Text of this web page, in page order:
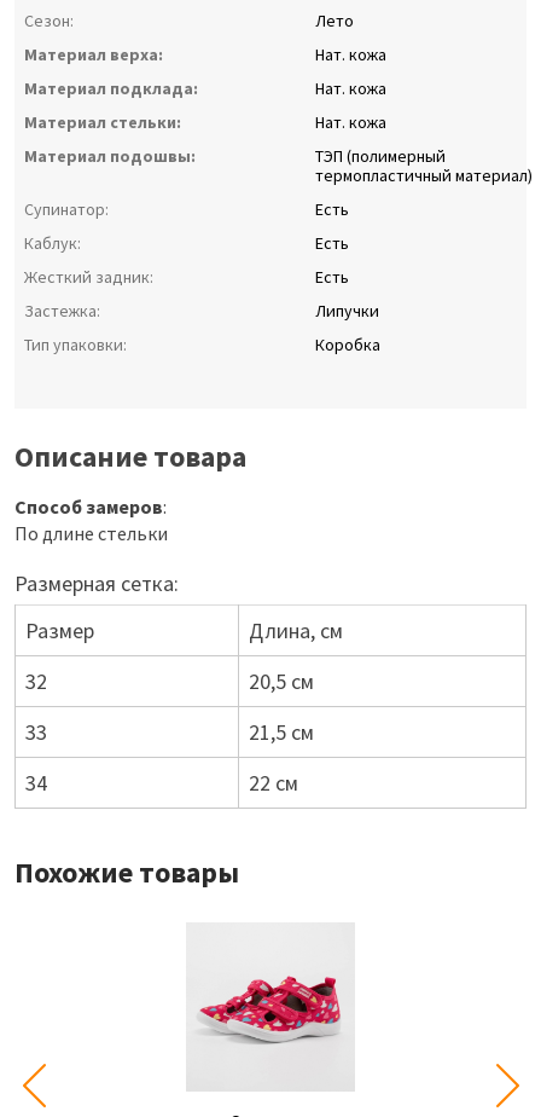
Сезон:
Лето
Материал верха:
Нат. кожа
Материал подклада:
Нат. кожа
Материал стельки:
Нат. кожа
Материал подошвы:
ТЭП (полимерный
термопластичный материал)
Супинатор:
Есть
Каблук:
Есть
Жесткий задник:
Есть
Застежка:
Липучки
Тип упаковки:
Коробка
Описание товара
Способ замеров:
По длине стельки
Размерная сетка:
Размер
Длина, см
32
20,5 см
33
21,5 см
34
22 см
Похожие товары